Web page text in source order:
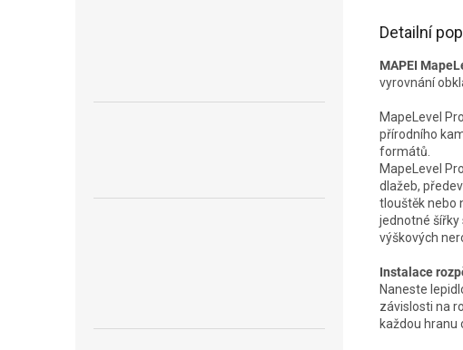
Detailní
MAPEI
vyrovnání
MapeLevel
přírodního
formátů.
MapeLevel
dlažeb,
tlouštěk nebo
jednotné šířky
výškových
Instalace
Naneste
závislosti na
každou hranu